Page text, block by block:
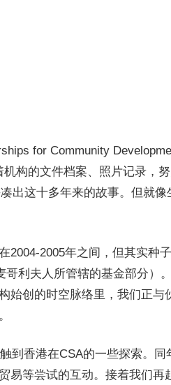
for Community
构的文件档案、照片记录，
出这十多年来的故事。但就
2004-2005年之间，但其实
利夫人所管辖的基金部分
始创的时空脉络里，我们正
到香港在CSA的一些探索。
易等尝试的互动。接着我们